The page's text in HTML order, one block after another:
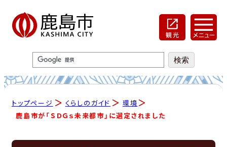
トップページ くらしのガイド
環境
鹿島市が「ＳＤＧｓ未来都市」に選定されました